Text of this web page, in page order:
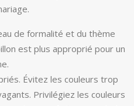
de formalité et du thème
est plus approprié pour un
Évitez les couleurs trop
Privilégiez les couleurs